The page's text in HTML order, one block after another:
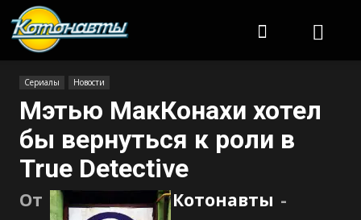
Сериалы Новости
Мэтью МакКонахи хотел
бы вернуться к роли в
True Detective
От Котонавты -